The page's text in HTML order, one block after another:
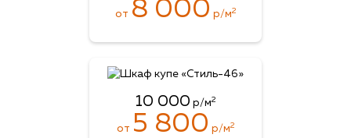
от 8 000 р/м2
10 000 р/м2
от 5 800 р/м2